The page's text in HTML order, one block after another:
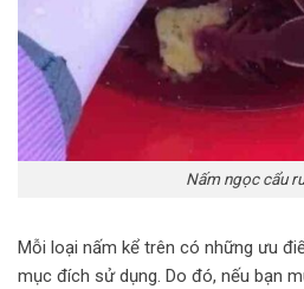
Nấm ngọc cẩu
Mỗi loại nấm kể trên có những ưu
mục đích sử dụng. Do đó, nếu bạn